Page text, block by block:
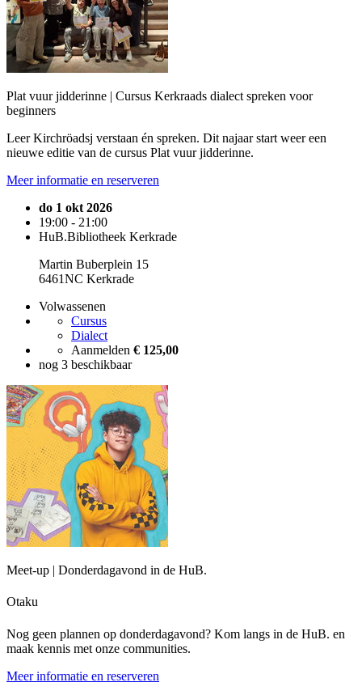
Plat vuur jidderinne | Cursus Kerkraads dialect spreken voor
beginners
Leer Kirchröadsj verstaan én spreken. Dit najaar start weer een
nieuwe editie van de cursus Plat vuur jidderinne.
Meer informatie en reserveren
do 1 okt 2026
19:00 - 21:00
HuB.Bibliotheek Kerkrade
Martin Buberplein 15
6461NC Kerkrade
Volwassenen
Cursus
Dialect
Aanmelden € 125,00
nog 3 beschikbaar
Meet-up | Donderdagavond in de HuB.
Otaku
Nog geen plannen op donderdagavond? Kom langs in de HuB. en
maak kennis met onze communities.
Meer informatie en reserveren